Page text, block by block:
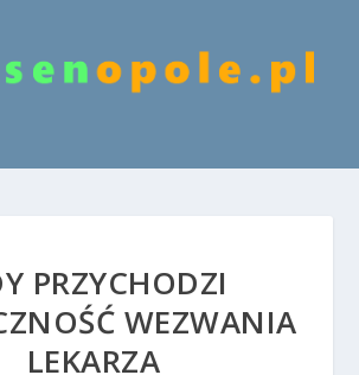
PRZYCHODZI
WEZWANIA
LEKARZA